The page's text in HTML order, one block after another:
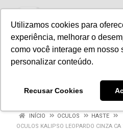
Utilizamos cookies para
experiência, melhorar o
como você interage em nosso
personalizar conteúdo.
Recusar Cookies
INÍCIO OCULOS
HASTE
OCULOS KALIPSO LEOPARDO CINZA CA